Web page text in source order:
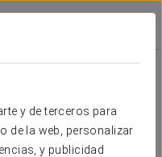
y de terceros para
de la web, personalizar
y publicidad